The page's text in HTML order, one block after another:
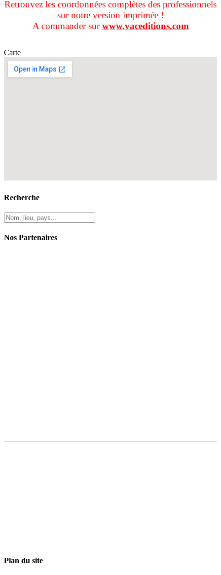
Retrouvez les coordonnées complètes des professionnels
sur notre version imprimée !
A commander surwww.vaceditions.com
Carte
Recherche
Nos Partenaires
Plan du site